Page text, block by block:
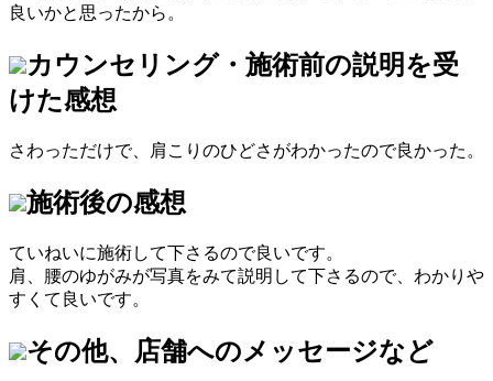
良いかと思ったから。
カウンセリング・施術前の説明を受
けた感想
さわっただけで、肩こりのひどさがわかったので良かった。
施術後の感想
ていねいに施術して下さるので良いです。
肩、腰のゆがみが写真をみて説明して下さるので、わかりや
すくて良いです。
その他、店舗へのメッセージなど